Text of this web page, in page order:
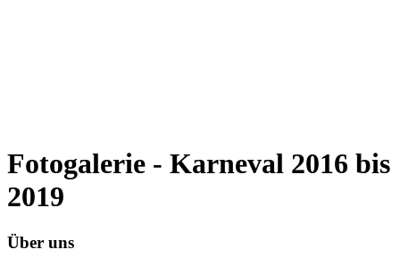
Fotogalerie - Karneval 2016 bis
2019
Über uns